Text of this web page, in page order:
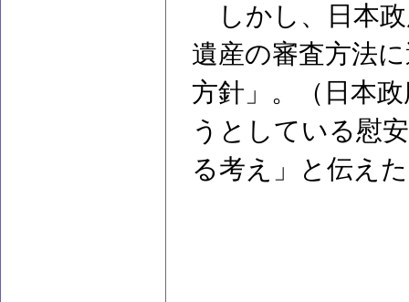
しかし、日本政
遺産の審査方法
方針」。（日本
うとしている慰
る考え」と伝え